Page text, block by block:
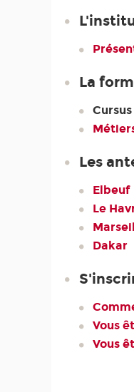
La
Cursus
Les
Elbeuf
Le
Dakar
Vous
Vous